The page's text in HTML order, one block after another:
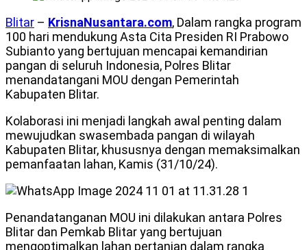
Blitar – KrisnaNusantara.com, Dalam rangka program
100 hari mendukung Asta Cita Presiden RI Prabowo
Subianto yang bertujuan mencapai kemandirian
pangan di seluruh Indonesia, Polres Blitar
menandatangani MOU dengan Pemerintah
Kabupaten Blitar.
Kolaborasi ini menjadi langkah awal penting dalam
mewujudkan swasembada pangan di wilayah
Kabupaten Blitar, khususnya dengan memaksimalkan
pemanfaatan lahan, Kamis (31/10/24).
Penandatanganan MOU ini dilakukan antara Polres
Blitar dan Pemkab Blitar yang bertujuan
mengoptimalkan lahan pertanian dalam rangka